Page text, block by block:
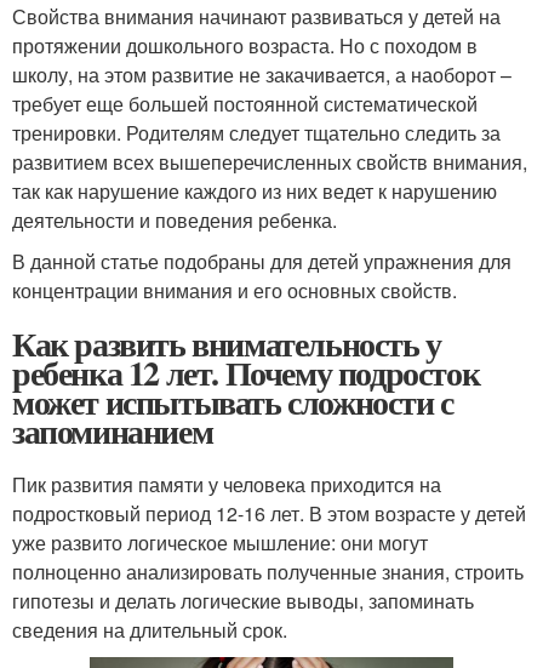
Свойства внимания начинают развиваться у детей на
протяжении дошкольного возраста. Но с походом в
школу, на этом развитие не закачивается, а наоборот –
требует еще большей постоянной систематической
тренировки. Родителям следует тщательно следить за
развитием всех вышеперечисленных свойств внимания,
так как нарушение каждого из них ведет к нарушению
деятельности и поведения ребенка.
В данной статье подобраны для детей упражнения для
концентрации внимания и его основных свойств.
Как развить внимательность у
ребенка 12 лет. Почему подросток
может испытывать сложности с
запоминанием
Пик развития памяти у человека приходится на
подростковый период 12-16 лет. В этом возрасте у детей
уже развито логическое мышление: они могут
полноценно анализировать полученные знания, строить
гипотезы и делать логические выводы, запоминать
сведения на длительный срок.